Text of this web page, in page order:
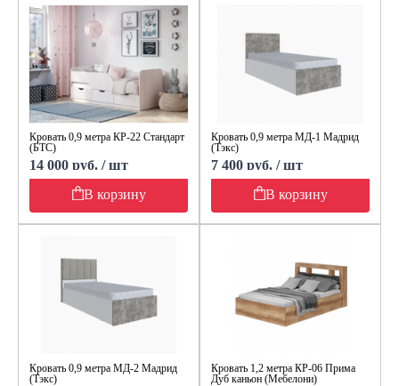
Кровать 0,9 метра КР-22 Стандарт
(БТС)
14 000 руб. / шт
В корзину
Кровать 0,9 метра МД-1 Мадрид
(Тэкс)
7 400 руб. / шт
В корзину
Кровать 0,9 метра МД-2 Мадрид
(Тэкс)
Кровать 1,2 метра КР-06 Прима
Дуб каньон (Мебелони)